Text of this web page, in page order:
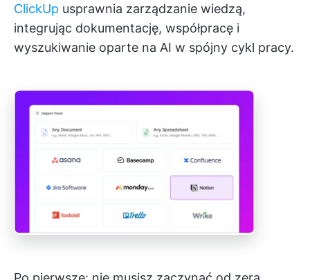
ClickUp usprawnia zarządzanie wiedzą,
integrując dokumentację, współpracę i
wyszukiwanie oparte na AI w spójny cykl pracy.